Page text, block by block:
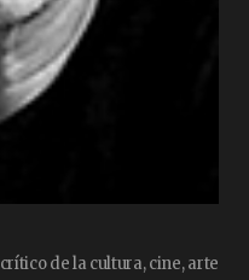
de la cultura, cine, arte